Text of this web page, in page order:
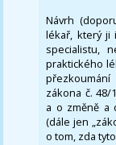
Návrh
lékař, který ji
specialistu,
praktického
zákona č. 48/
a o změně a
(dále jen
o tom, zda